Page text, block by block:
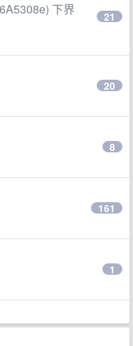
下界
21
20
8
161
1